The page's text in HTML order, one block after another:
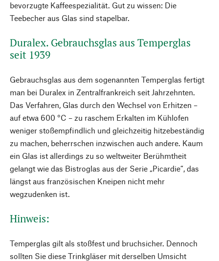
bevorzugte Kaffeespezialität. Gut zu wissen: Die
Teebecher aus Glas sind stapelbar.
Duralex. Gebrauchsglas aus Temperglas
seit 1939
Gebrauchsglas aus dem sogenannten Temperglas fertigt
man bei Duralex in Zentralfrankreich seit Jahrzehnten.
Das Verfahren, Glas durch den Wechsel von Erhitzen –
auf etwa 600 °C – zu raschem Erkalten im Kühlofen
weniger stoßempfindlich und gleichzeitig hitzebeständig
zu machen, beherrschen inzwischen auch andere. Kaum
ein Glas ist allerdings zu so weltweiter Berühmtheit
gelangt wie das Bistroglas aus der Serie „Picardie“, das
längst aus französischen Kneipen nicht mehr
wegzudenken ist.
Hinweis:
Temperglas gilt als stoßfest und bruchsicher. Dennoch
sollten Sie diese Trinkgläser mit derselben Umsicht